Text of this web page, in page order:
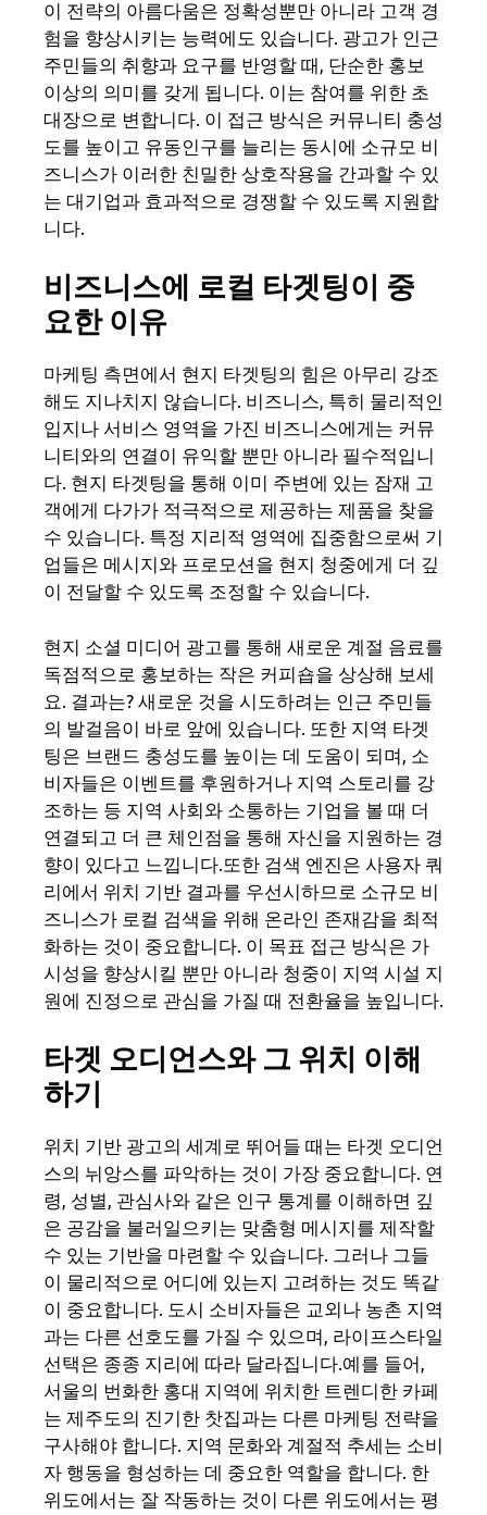
이 전략의 아름다움은 정확성뿐만 아니라 고객 경
험을 향상시키는 능력에도 있습니다. 광고가 인근
주민들의 취향과 요구를 반영할 때, 단순한 홍보
이상의 의미를 갖게 됩니다. 이는 참여를 위한 초
대장으로 변합니다. 이 접근 방식은 커뮤니티 충성
도를 높이고 유동인구를 늘리는 동시에 소규모 비
즈니스가 이러한 친밀한 상호작용을 간과할 수 있
는 대기업과 효과적으로 경쟁할 수 있도록 지원합
니다.
비즈니스에 로컬 타겟팅이 중
요한 이유
마케팅 측면에서 현지 타겟팅의 힘은 아무리 강조
해도 지나치지 않습니다. 비즈니스, 특히 물리적인
입지나 서비스 영역을 가진 비즈니스에게는 커뮤
니티와의 연결이 유익할 뿐만 아니라 필수적입니
다. 현지 타겟팅을 통해 이미 주변에 있는 잠재 고
객에게 다가가 적극적으로 제공하는 제품을 찾을
수 있습니다. 특정 지리적 영역에 집중함으로써 기
업들은 메시지와 프로모션을 현지 청중에게 더 깊
이 전달할 수 있도록 조정할 수 있습니다.
현지 소셜 미디어 광고를 통해 새로운 계절 음료를
독점적으로 홍보하는 작은 커피숍을 상상해 보세
요. 결과는? 새로운 것을 시도하려는 인근 주민들
의 발걸음이 바로 앞에 있습니다. 또한 지역 타겟
팅은 브랜드 충성도를 높이는 데 도움이 되며, 소
비자들은 이벤트를 후원하거나 지역 스토리를 강
조하는 등 지역 사회와 소통하는 기업을 볼 때 더
연결되고 더 큰 체인점을 통해 자신을 지원하는 경
향이 있다고 느낍니다.또한 검색 엔진은 사용자 쿼
리에서 위치 기반 결과를 우선시하므로 소규모 비
즈니스가 로컬 검색을 위해 온라인 존재감을 최적
화하는 것이 중요합니다. 이 목표 접근 방식은 가
시성을 향상시킬 뿐만 아니라 청중이 지역 시설 지
원에 진정으로 관심을 가질 때 전환율을 높입니다.
타겟 오디언스와 그 위치 이해
하기
위치 기반 광고의 세계로 뛰어들 때는 타겟 오디언
스의 뉘앙스를 파악하는 것이 가장 중요합니다. 연
령, 성별, 관심사와 같은 인구 통계를 이해하면 깊
은 공감을 불러일으키는 맞춤형 메시지를 제작할
수 있는 기반을 마련할 수 있습니다. 그러나 그들
이 물리적으로 어디에 있는지 고려하는 것도 똑같
이 중요합니다. 도시 소비자들은 교외나 농촌 지역
과는 다른 선호도를 가질 수 있으며, 라이프스타일
선택은 종종 지리에 따라 달라집니다.예를 들어,
서울의 번화한 홍대 지역에 위치한 트렌디한 카페
는 제주도의 진기한 찻집과는 다른 마케팅 전략을
구사해야 합니다. 지역 문화와 계절적 추세는 소비
자 행동을 형성하는 데 중요한 역할을 합니다. 한
위도에서는 잘 작동하는 것이 다른 위도에서는 평